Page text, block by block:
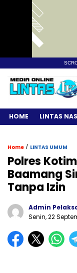
HOME LINTAS
Home / LINTAS UMUM
Polres
Baamang
Tanpa Izin
Admin
Senin, 22